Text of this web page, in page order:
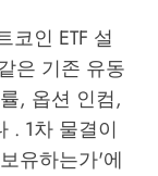
인 ETF 설
은 기존 유동
, 옵션 인컴,
. 1차 물결이
유하는가'에